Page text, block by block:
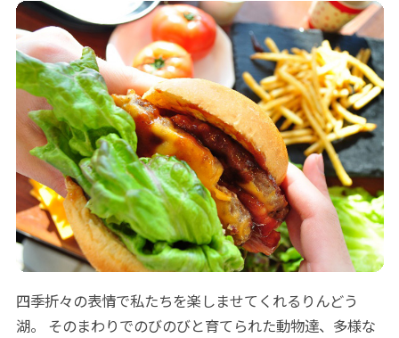
四季折々の表情で私たちを楽しませてくれるりんどう
湖。 そのまわりでのびのびと育てられた動物達、多様な